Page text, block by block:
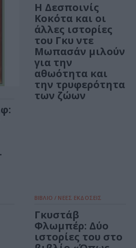
Η Δεσποινίς
Κοκότα και οι
άλλες ιστορίες
του Γκυ ντε
Μωπασάν μιλούν
για την
αθωότητα και
την τρυφερότητα
των ζώων
ΒΙΒΛΙΟ / ΝΕΕΣ ΕΚΔΟΣΕΙΣ
Γκυστάβ
Φλωμπέρ: Δύο
ιστορίες του στο